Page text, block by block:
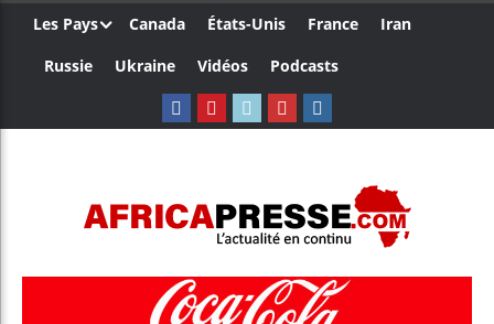
Les Pays Canada États-Unis France
Iran
Russie
Ukraine Vidéos Podcasts